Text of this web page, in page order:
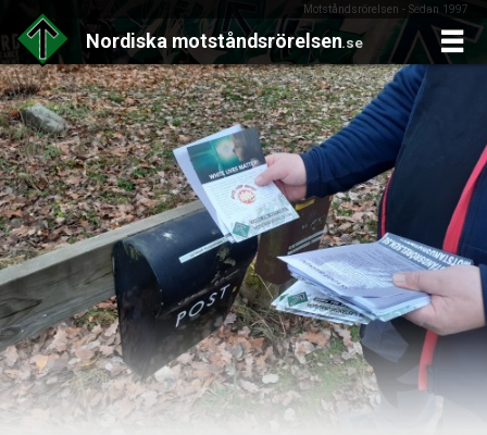
Motståndsrörelsen - Sedan 1997
Nordiska motståndsrörelsen.se
Skip
to
content